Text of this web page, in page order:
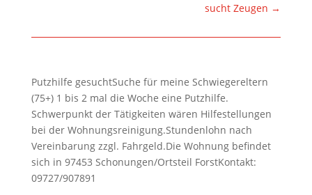
sucht Zeugen →
Putzhilfe gesuchtSuche für meine Schwiegereltern
(75+) 1 bis 2 mal die Woche eine Putzhilfe.
Schwerpunkt der Tätigkeiten wären Hilfestellungen
bei der Wohnungsreinigung.Stundenlohn nach
Vereinbarung zzgl. Fahrgeld.Die Wohnung befindet
sich in 97453 Schonungen/Ortsteil ForstKontakt:
09727/907891